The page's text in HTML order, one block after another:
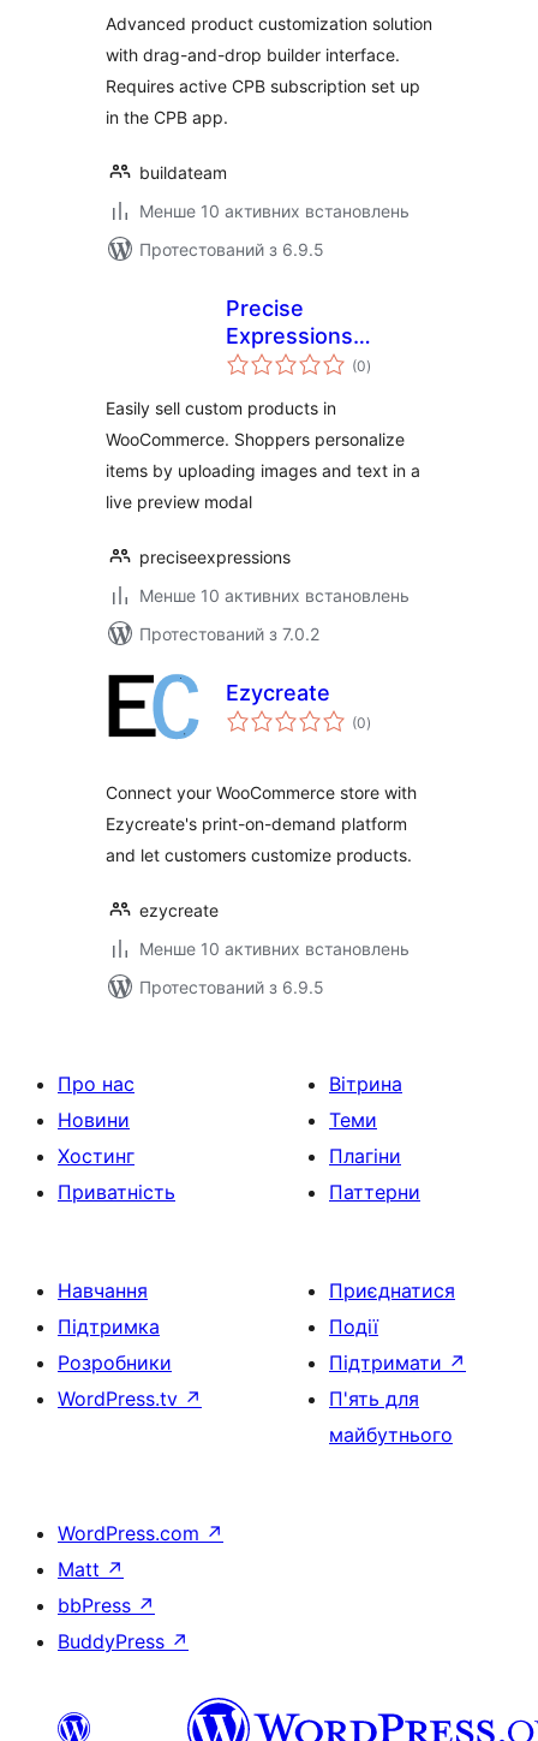
Advanced product customization solution
with drag-and-drop builder interface.
Requires active CPB subscription set up
in the CPB app.
buildateam
Менше 10 активних встановлень
Протестований з 6.9.5
Precise
Expressions
Product
(0загальний
рейтинг
)
Easily sell custom products in
WooCommerce. Shoppers personalize
items by uploading images and text in a
live preview modal
preciseexpressions
Менше 10 активних встановлень
Протестований з 7.0.2
Ezycreate
(0загальний
рейтинг
)
Connect your WooCommerce store with
Ezycreate's print-on-demand platform
and let customers customize products.
ezycreate
Менше 10 активних встановлень
Протестований з 6.9.5
Про нас
Новини
Хостинг
Приватність
Вітрина
Теми
Плагіни
Паттерни
Навчання
Підтримка
Розробники
WordPress.tv ↗
Приєднатися
Події
Підтримати ↗
П'ять для
майбутнього
WordPress.com ↗
Matt ↗
bbPress ↗
BuddyPress ↗